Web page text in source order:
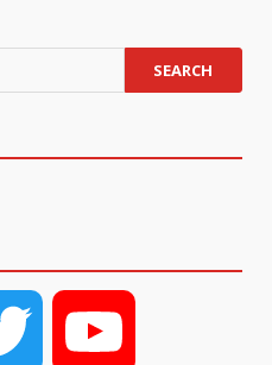
Twitter